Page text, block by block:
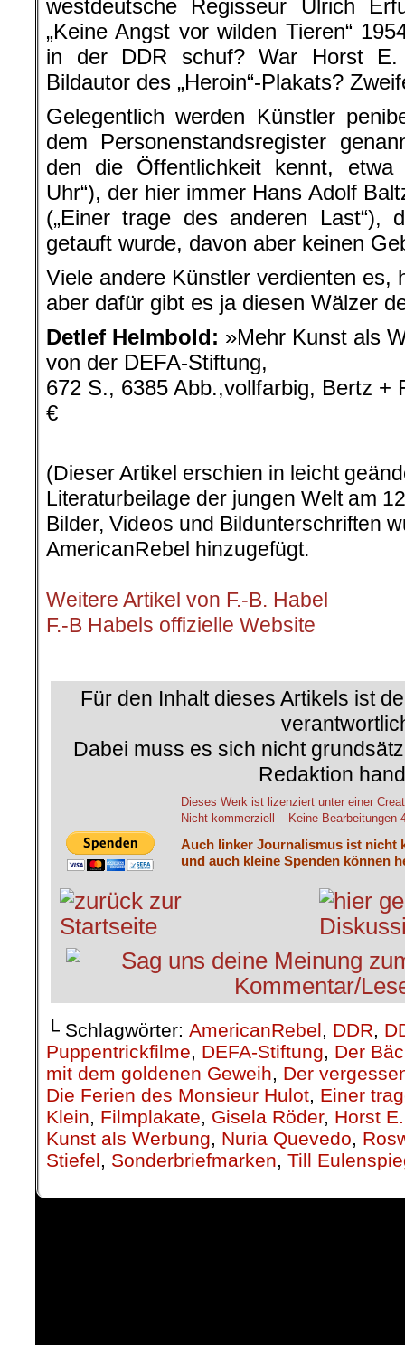
westdeutsche Regisseur Ulrich
„Keine Angst vor wilden Tieren“
in der DDR schuf? War Horst E.
Bildautor des „Heroin“-Plakats?
Gelegentlich werden Künstler
dem Personenstandsregister
den die Öffentlichkeit kennt, etwa
Uhr“), der hier immer Hans Adolf
(„Einer trage des anderen Last“),
getauft wurde, davon aber keinen
Viele andere Künstler verdienten es,
aber dafür gibt es ja diesen Wälzer
Detlef Helmbold: »Mehr Kunst als
von der DEFA-Stiftung,
672 S., 6385 Abb.,vollfarbig, Bertz +
€
(Dieser Artikel erschien in leicht
Literaturbeilage der jungen Welt am
Bilder, Videos und Bildunterschriften
AmericanRebel hinzugefügt.
Weitere Artikel von F.-B. Habel
F.-B Habels offizielle Website
Für den Inhalt dieses Artikels ist
Dabei muss es sich nicht
Redaktion
Dieses Werk ist lizenziert unter einer
Nicht kommerziell – Keine Bearbeitungen
Auch linker Journalismus ist nicht
und auch kleine Spenden können
└ Schlagwörter: AmericanRebel, DDR,
Puppentrickfilme, DEFA-Stiftung, Der
mit dem goldenen Geweih, Der
Die Ferien des Monsieur Hulot, Einer
Klein, Filmplakate, Gisela Röder, Horst
Kunst als Werbung, Nuria Quevedo,
Stiefel, Sonderbriefmarken, Till